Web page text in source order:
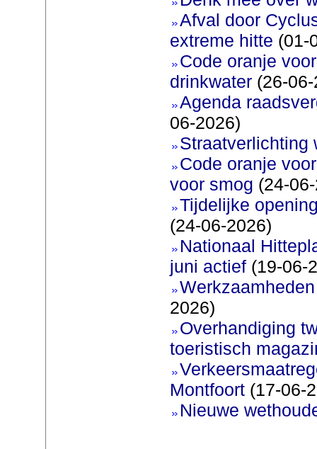
Afval door
extreme hitte (01-
Code oranje
drinkwater (26-
Agenda
06-2026)
Straatverlichting
Code oranje
voor smog (24-
Tijdelijke
(24-06-2026)
Nationaal
juni actief (19-06-
2026)
Overhandiging
toeristisch
Montfoort (17-06-
Nieuwe